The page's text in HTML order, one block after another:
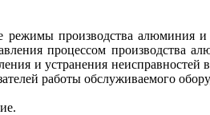
режимы производства алюминия
процессом производства
и устранения
работы обслуживаемого